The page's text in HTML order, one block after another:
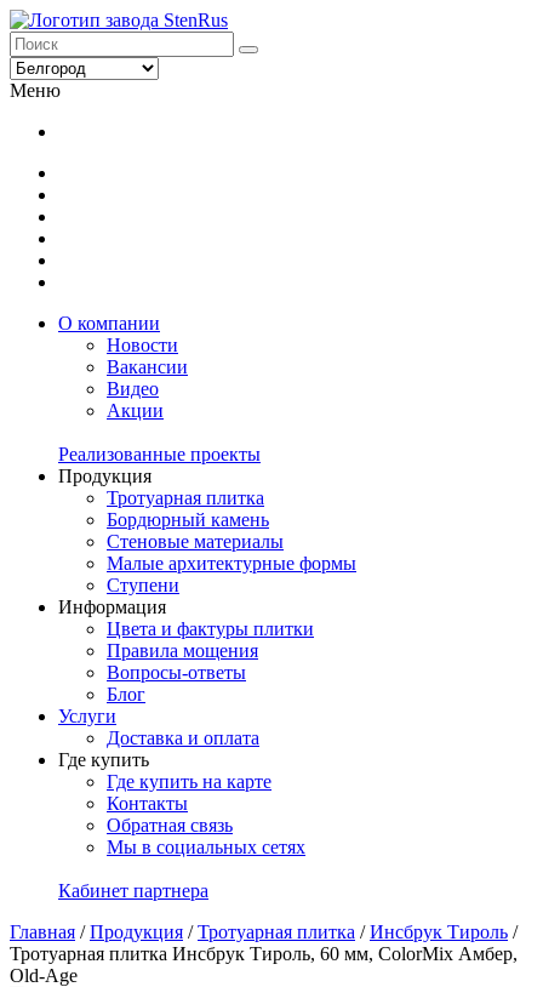
Меню
О компании
Новости
Вакансии
Видео
Акции
Реализованные проекты
Продукция
Тротуарная плитка
Бордюрный камень
Стеновые материалы
Малые архитектурные формы
Ступени
Информация
Цвета и фактуры плитки
Правила мощения
Вопросы-ответы
Блог
Услуги
Доставка и оплата
Где купить
Где купить на карте
Контакты
Обратная связь
Мы в социальных сетях
Кабинет партнера
Главная /Продукция /Тротуарная плитка /Инсбрук Тироль /
Тротуарная плитка Инсбрук Тироль, 60 мм, ColorMix Амбер,
Old-Age